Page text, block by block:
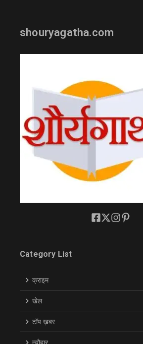
shouryagatha.com
Category List
क्राइम
खेल
टॉप ख़बर